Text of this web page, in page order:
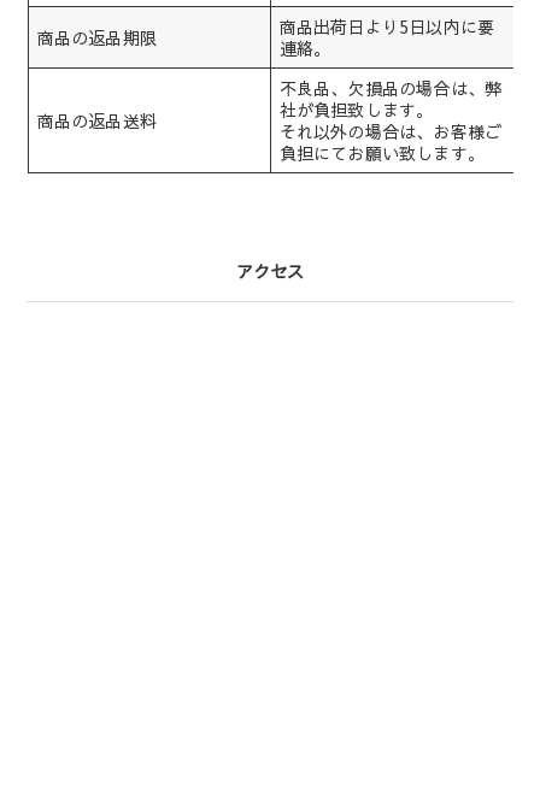
商品の返品期限
商品出荷日より5日以内に要
連絡。
商品の返品送料
不良品、欠損品の場合は、弊
社が負担致します。
それ以外の場合は、お客様ご
負担にてお願い致します。
アクセス